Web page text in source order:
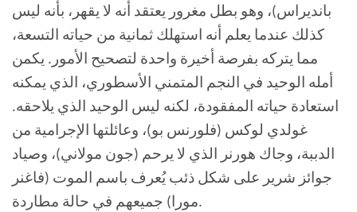
بانديراس)، وهو بطل مغرور يعتقد أنه لا يقهر، بأنه ليس
كذلك عندما يعلم أنه استهلك ثمانية من حياته التسعة،
مما يتركه بفرصة أخيرة واحدة لتصحيح الأمور. يكمن
أمله الوحيد في النجم المتمني الأسطوري، الذي يمكنه
استعادة حياته المفقودة، لكنه ليس الوحيد الذي يلاحقه.
غولدي لوكس (فلورنس بو)، وعائلتها الإجرامية من
الدببة، وجاك هورنر الذي لا يرحم (جون مولاني)، وصياد
جوائز شرير على شكل ذئب يُعرف باسم الموت (فاغنر
مورا) جميعهم في حالة مطاردة.